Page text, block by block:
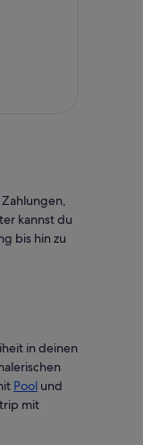
Zahlungen,
kannst du
bis hin zu
in deinen
Pool und
mit